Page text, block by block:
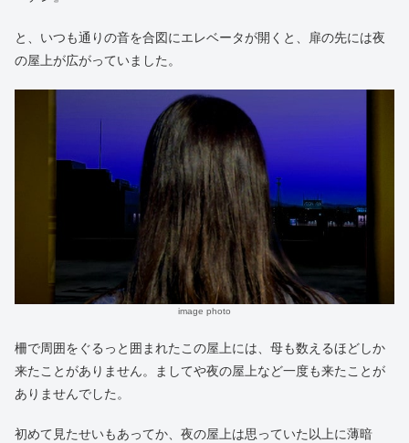
と、いつも通りの音を合図にエレベータが開くと、扉の先には夜
の屋上が広がっていました。
image photo
柵で周囲をぐるっと囲まれたこの屋上には、母も数えるほどしか
来たことがありません。ましてや夜の屋上など一度も来たことが
ありませんでした。
初めて見たせいもあってか、夜の屋上は思っていた以上に薄暗